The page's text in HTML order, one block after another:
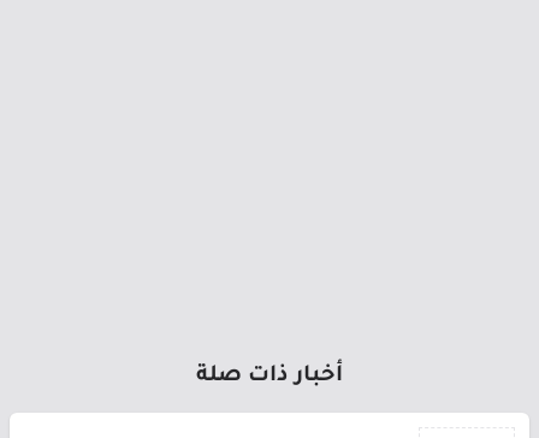
أخبار ذات صلة